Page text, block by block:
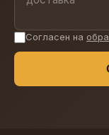
Согласен на